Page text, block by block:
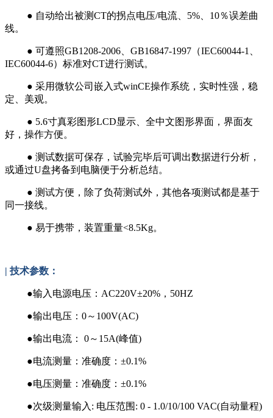
● 自动给出被测CT的拐点电压/电流、5%、10％误差曲
线。
● 可遵照GB1208-2006、GB16847-1997（IEC60044-1、
IEC60044-6）标准对CT进行测试。
● 采用微软公司嵌入式winCE操作系统，实时性强，稳
定、美观。
● 5.6寸真彩图形LCD显示、全中文图形界面，界面友
好，操作方便。
● 测试数据可保存，试验完毕后可调出数据进行分析，
或通过U盘拷备到电脑便于分析总结。
● 测试方便，除了负荷测试外，其他各项测试都是基于
同一接线。
● 易于携带，装置重量<8.5Kg。
| 技术参数：
●输入电源电压：AC220V±20%，50HZ
●输出电压：0～100V(AC)
●输出电流： 0～15A(峰值)
●电流测量：准确度：±0.1%
●电压测量：准确度：±0.1%
●次级测量输入: 电压范围: 0 - 1.0/10/100 VAC(自动量程)